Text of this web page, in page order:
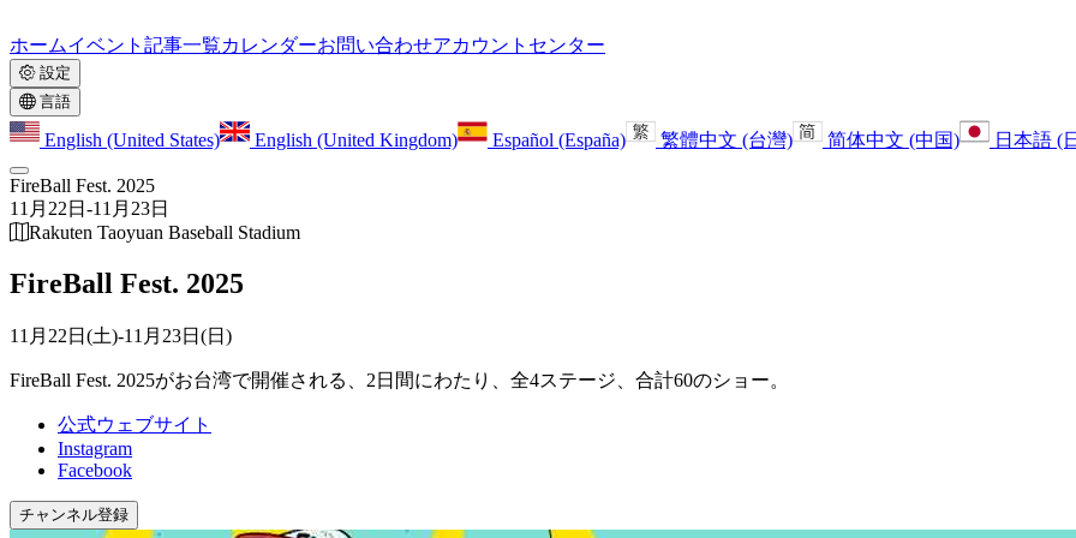
ホームイベント 記事一覧カレンダーお問い合わせアカウントセンター
設定
言語
English (United States) English (United Kingdom) Español (España) 繁體中文 (台灣) 简体中文 (中国) 日本語 (
FireBall Fest. 2025
11月22日 -11月23日
Rakuten Taoyuan Baseball Stadium
FireBall Fest. 2025
11月22日(土)-11月23日(日)
FireBall Fest. 2025がお台湾で開催される、2日間にわたり、全4ステージ、合計60のショー。
公式ウェブサイト
Instagram
Facebook
チャンネル登録